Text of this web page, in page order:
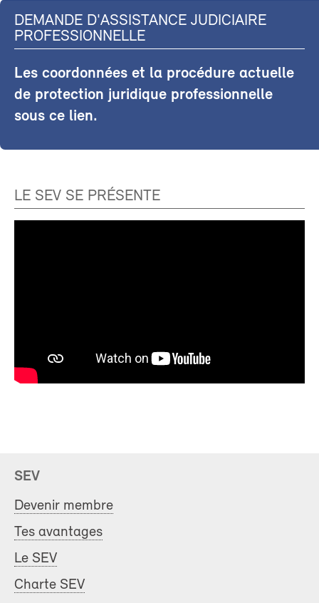
DEMANDE D'ASSISTANCE JUDICIAIRE
PROFESSIONNELLE
Les coordonnées et la procédure actuelle
de protection juridique professionnelle
sous ce lien.
LE SEV SE PRÉSENTE
SEV
Devenir membre
Tes avantages
Le SEV
Charte SEV